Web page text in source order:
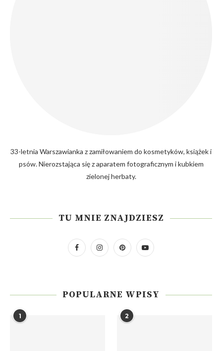
33-letnia Warszawianka z zamiłowaniem do kosmetyków, książek i
psów. Nierozstająca się z aparatem fotograficznym i kubkiem
zielonej herbaty.
TU MNIE ZNAJDZIESZ
POPULARNE WPISY
1 2